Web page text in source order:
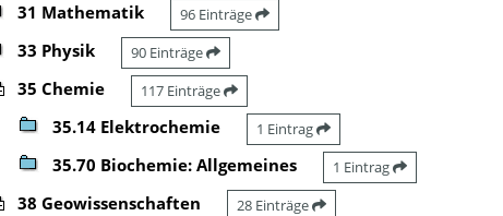
31 Mathematik 96 Einträge
33 Physik 90 Einträge
35 Chemie 117 Einträge
35.14 Elektrochemie 1 Eintrag
35.70 Biochemie: Allgemeines 1 Eintrag
38 Geowissenschaften 28 Einträge